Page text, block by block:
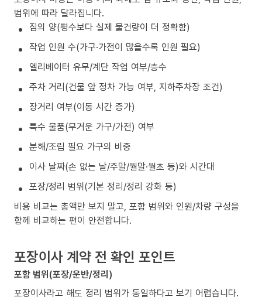
범위에 따라 달라집니다.
짐의 양(평수보다 실제 물건량이 더 정확함)
작업 인원 수(가구·가전이 많을수록 인원 필요)
엘리베이터 유무/계단 작업 여부/층수
주차 거리(건물 앞 정차 가능 여부, 지하주차장 조건)
장거리 여부(이동 시간 증가)
특수 물품(무거운 가구/가전) 여부
분해/조립 필요 가구의 비중
이사 날짜(손 없는 날/주말/월말·월초 등)와 시간대
포장/정리 범위(기본 정리/정리 강화 등)
비용 비교는 총액만 보지 말고, 포함 범위와 인원/차량 구성을
함께 비교하는 편이 안전합니다.
포장이사 계약 전 확인 포인트
포함 범위(포장/운반/정리)
포장이사라고 해도 정리 범위가 동일하다고 보기 어렵습니다.